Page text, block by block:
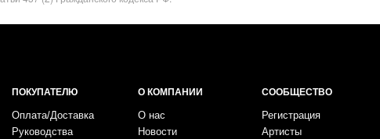
ПОКУПАТЕЛЮ
Оплата/Доставка
Руководства
О КОМПАНИИ
О нас
Новости
СООБЩЕСТВО
Регистрация
Артисты